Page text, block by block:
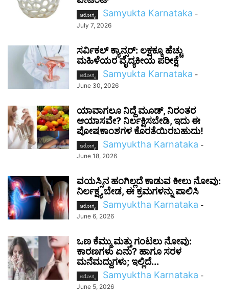
ಆರೋಗ್ಯ Samyukta Karnataka -
July 7, 2026
ಸರ್ವಿಕಲ್ ಕ್ಯಾನ್ಸರ್: ಲಕ್ಷಕ್ಕೂ ಹೆಚ್ಚು
ಮಹಿಳೆಯರ ವೈದ್ಯಕೀಯ ಪರೀಕ್ಷೆ
ಆರೋಗ್ಯ Samyukta Karnataka -
June 30, 2026
ಯಾವಾಗಲೂ ನಿದ್ದೆ ಮೂಡ್, ನಿರಂತರ
ಆಯಾಸವೇ? ನಿರ್ಲಕ್ಷಿಸಬೇಡಿ, ಇದು ಈ
ಪೋಷಕಾಂಶಗಳ ಕೊರತೆಯಿರಬಹುದು!
ಆರೋಗ್ಯ Samyuktha Karnataka -
June 18, 2026
ವಯಸ್ಸಿನ ಹಂಗಿಲ್ಲದೆ ಕಾಡುವ ಕೀಲು ನೋವು:
ನಿರ್ಲಕ್ಷ್ಯ ಬೇಡ, ಈ ಕ್ರಮಗಳನ್ನು ಪಾಲಿಸಿ
ಆರೋಗ್ಯ Samyuktha Karnataka -
June 6, 2026
ಒಣ ಕೆಮ್ಮು ಮತ್ತು ಗಂಟಲು ನೋವು:
ಕಾರಣಗಳು ಏನು? ಹಾಗೂ ಸರಳ
ಮನೆಮದ್ದುಗಳು; ಇಲ್ಲಿದೆ...
ಆರೋಗ್ಯ Samyuktha Karnataka -
June 5, 2026